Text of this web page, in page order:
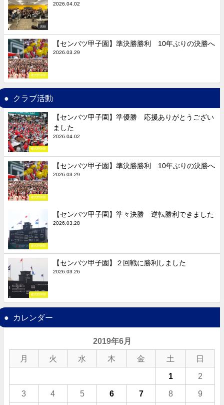
高校
2026.04.02
硬式野球部
【センバツ甲子園】準決勝勝利 10年ぶりの決勝へ
2026.03.29
クラブ活動
硬式野球部
【センバツ甲子園】準優勝 応援ありがとうござい
ました
2026.04.02
硬式野球部
【センバツ甲子園】準決勝勝利 10年ぶりの決勝へ
2026.03.29
硬式野球部
【センバツ甲子園】準々決勝 逆転勝利できました
2026.03.28
硬式野球部
【センバツ甲子園】２回戦に勝利しました
2026.03.26
カレンダー
2019年6月
月 火 水 木 金 土 日
1 2
3 4 5 6 7 8 9